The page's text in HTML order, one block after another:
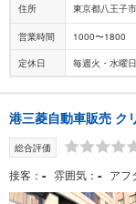
住所 東京都八王子
営業時間 1000〜1800
定休日 毎週火・水曜
港三菱自動車販売 ク
総合評価
接客 - 雰囲気 - アフ